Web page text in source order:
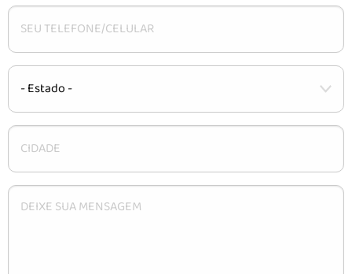
CARACTERÍSTICAS
INSTALAÇÃO
CONTATO